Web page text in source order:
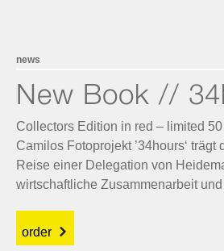
news
New Book //
Collectors Edition in red – limited
Camilos Fotoprojekt ’34hours‘
Reise einer Delegation von
wirtschaftliche Zusammenarbeit
order